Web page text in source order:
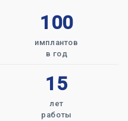
100
имплантов
в год
15
лет
работы